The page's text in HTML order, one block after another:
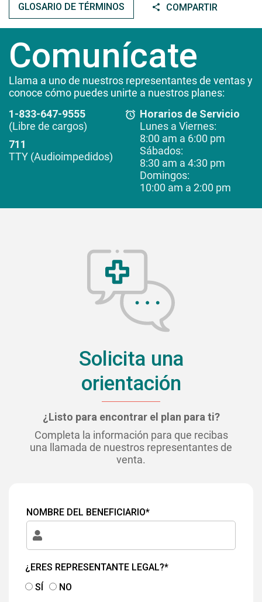
GLOSARIO DE TÉRMINOS COMPARTIR
Comunícate
Llama a uno de nuestros representantes de ventas y
conoce cómo puedes unirte a nuestros planes:
1-833-647-9555
(Libre de cargos)
711
TTY (Audioimpedidos)
Horarios de Servicio
Lunes a Viernes:
8:00 am a 6:00 pm
Sábados:
8:30 am a 4:30 pm
Domingos:
10:00 am a 2:00 pm
Solicita una
orientación
¿Listo para encontrar el plan para ti?
Completa la información para que recibas
una llamada de nuestros representantes de
venta.
NOMBRE DEL BENEFICIARIO*
¿ERES REPRESENTANTE LEGAL?*
SÍ
NO